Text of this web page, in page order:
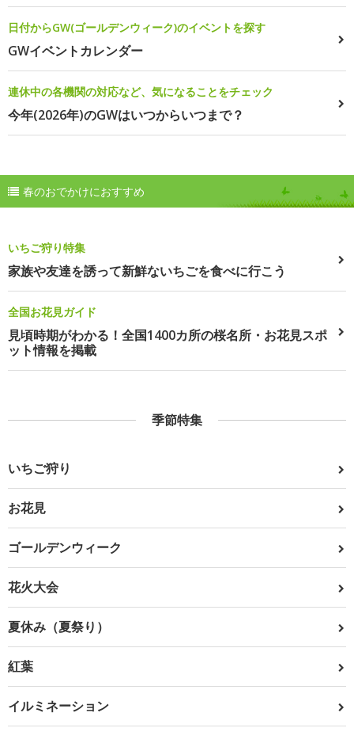
日付からGW(ゴールデンウィーク)のイベントを探す
GWイベントカレンダー
連休中の各機関の対応など、気になることをチェック
今年(2026年)のGWはいつからいつまで？
春のおでかけにおすすめ
いちご狩り特集
家族や友達を誘って新鮮ないちごを食べに行こう
全国お花見ガイド
見頃時期がわかる！全国1400カ所の桜名所・お花見スポ
ット情報を掲載
季節特集
いちご狩り
お花見
ゴールデンウィーク
花火大会
夏休み（夏祭り）
紅葉
イルミネーション